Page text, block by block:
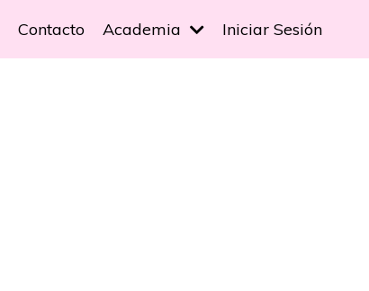
Contacto Academia Iniciar Sesión